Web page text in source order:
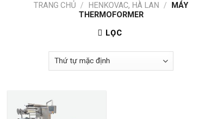
TRANG CHỦ / HENKOVAC, HÀ LAN / MÁY
THERMOFORMER
LỌC